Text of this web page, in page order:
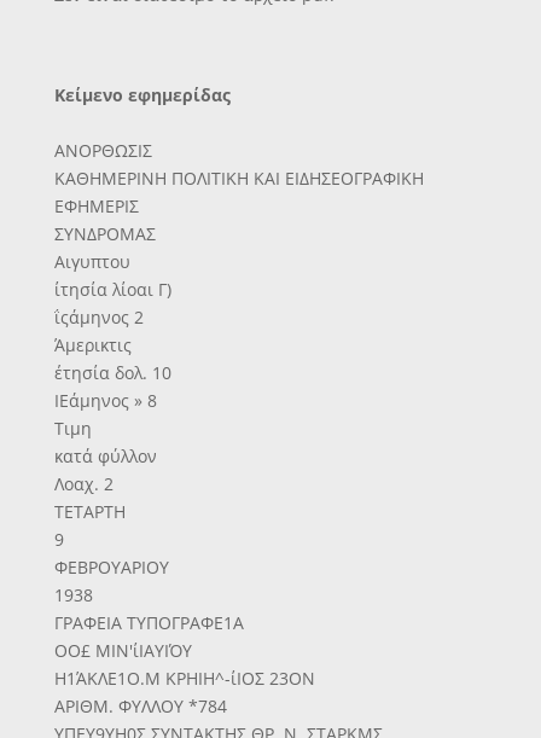
Κείμενο εφημερίδας
ΑΝΟΡΘΩΣΙΣ
ΚΑΘΗΜΕΡΙΝΗ ΠΟΛΙΤΙΚΗ ΚΑΙ ΕΙΔΗΣΕΟΓΡΑΦΙΚΗ
ΕΦΗΜΕΡΙΣ
ΣΥΝΔΡΟΜΑΣ
Αιγυπτου
ίτησία λίοαι Γ)
ΐςάμηνος 2
Άμερικτις
έτησία δολ. 10
ΙΕάμηνος » 8
Τιμη
κατά φύλλον
Λοαχ. 2
ΤΕΤΑΡΤΗ
9
ΦΕΒΡΟΥΑΡΙΟΥ
1938
ΓΡΑΦΕΙΑ ΤΥΠΟΓΡΑΦΕ1Α
ΟΟ£ ΜΙΝ'ίΙΑΥΙΌΥ
Η1ΆΚΛΕ1Ο.Μ ΚΡΗΙΗ^-ίΙΟΣ 23ΟΝ
ΑΡΙΘΜ. ΦΥΛΛΟΥ *784